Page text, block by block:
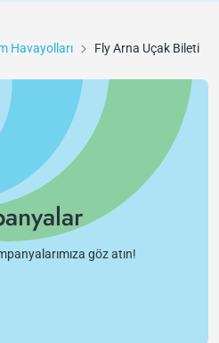
Havayolları Fly Arna Uçak Bileti
göz atın!